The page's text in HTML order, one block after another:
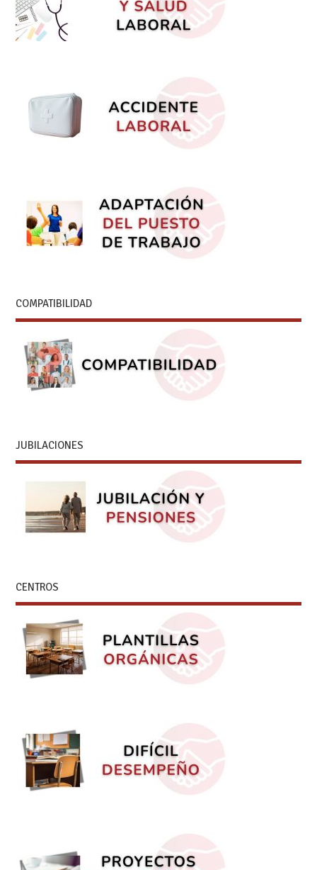
COMPATIBILIDAD
JUBILACIONES
CENTROS